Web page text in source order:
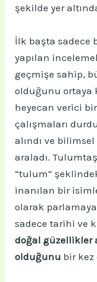
şekilde yer
İlk başta sadece
yapılan
geçmişe sahip,
olduğunu ortaya
heyecan verici
çalışmaları
alındı ve
araladı.
“tulum”
inanılan bir
olarak parlamaya
sadece tarihi ve
doğal güzellikler
olduğunu bir kez